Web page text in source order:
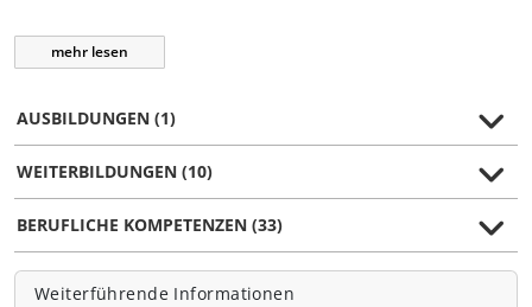
mehr lesen
AUSBILDUNGEN (1)
WEITERBILDUNGEN (10)
BERUFLICHE KOMPETENZEN (33)
Weiterführende Informationen